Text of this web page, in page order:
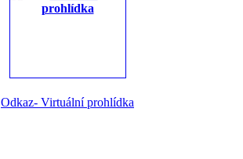
Odkaz- Virtuální prohlídka